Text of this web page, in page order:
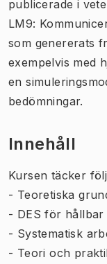
publicerade i
LM9:
som genererats
exempelvis med
en
bedömningar.
Innehåll
Kursen täcker
- Teoretiska
- DES för
- Systematisk
- Teori och